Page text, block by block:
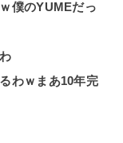
僕のYUMEだっ
わｗまあ10年完